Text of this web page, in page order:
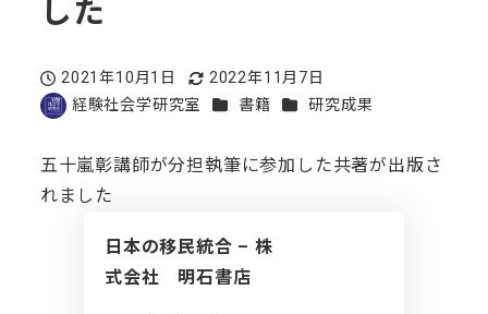
した
投稿日
2021年10月1日
更新日
2022年11月7日
著
経験社会学研究室 カテゴリー
書籍 カテゴリー
研究成果
五十嵐彰講師が分担執筆に参加した共著が出版さ
れました
日本の移民統合 – 株
式会社 明石書店